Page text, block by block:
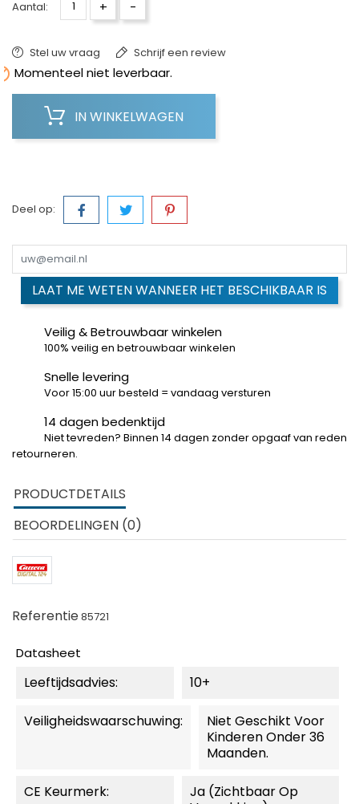
Aantal: + -
Stel uw vraag Schrijf een review
Momenteel niet leverbaar.
IN WINKELWAGEN
Deel op:
LAAT ME WETEN WANNEER HET BESCHIKBAAR IS
Veilig & Betrouwbaar winkelen
100% veilig en betrouwbaar winkelen
Snelle levering
Voor 15:00 uur besteld = vandaag versturen
14 dagen bedenktijd
Niet tevreden? Binnen 14 dagen zonder opgaaf van reden
retourneren.
PRODUCTDETAILS
BEOORDELINGEN (0)
Referentie85721
Datasheet
Leeftijdsadvies: 10+
Veiligheidswaarschuwing:
Niet Geschikt Voor
Kinderen Onder 36
Maanden.
CE Keurmerk:
Ja (zichtbaar Op